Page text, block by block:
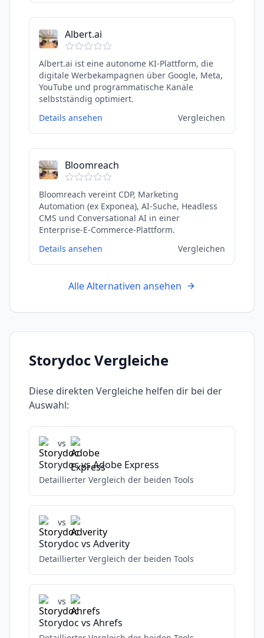
Albert.ai
Albert.ai ist eine autonome KI-Plattform, die
digitale Werbekampagnen über Google, Meta,
YouTube und programmatische Kanäle
selbstständig optimiert.
Details ansehen
Vergleichen
Bloomreach
Bloomreach vereint CDP, Marketing
Automation (ex Exponea), AI-Suche, Headless
CMS und Conversational AI in einer
Enterprise-E-Commerce-Plattform.
Details ansehen
Vergleichen
Alle Alternativen ansehen
StorydocVergleiche
Diese direkten Vergleiche helfen dir bei der
Auswahl:
vs
StorydocvsAdobe Express
Detaillierter Vergleich der beiden Tools
vs
Storydoc vs Adverity
Detaillierter Vergleich der beiden Tools
vs
Storydoc vs Ahrefs